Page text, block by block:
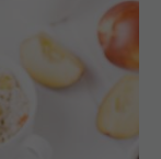
kilogramelor